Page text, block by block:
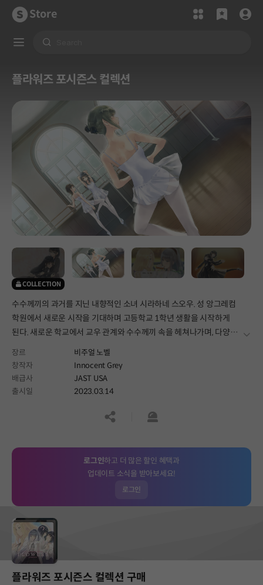
Store
플라워즈 포시즌스 컬렉션
COLLECTION
수수께끼의 과거를 지닌 내향적인 소녀 시라하네 스오우. 성 앙그레컴
학원에서 새로운 시작을 기대하며 고등학교 1학년 생활을 시작하게
된다. 새로운 학교에서 교우 관계와 수수께끼 속을 헤쳐나가며, 다양한
더보
장르
비주얼 노벨
창작자
Innocent Grey
배급사
JAST USA
출시일
2023.03.14
공유하기신고하기
로그인하고 더 많은 할인 혜택과
업데이트 소식을 받아보세요!
로그인
플라워즈 포시즌스 컬렉션 구매